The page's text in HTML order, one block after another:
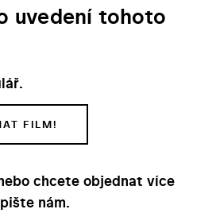
uvedení tohoto
FILM!
chcete objednat více
nám.